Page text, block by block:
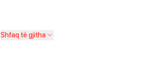
Shfaq të gjitha